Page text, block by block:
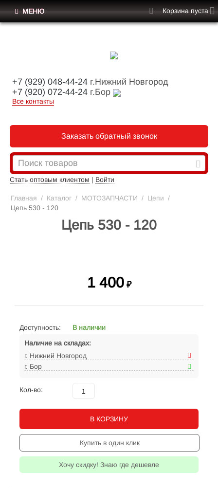
+7 (929) 048-44-24 г.Нижний Новгород
+7 (920) 072-44-24 г.Бор
Все контакты
Заказать обратный звонок
Стать оптовым клиентом | Войти
МЕНЮ Корзина пуста
Главная / Каталог / МОТОЗАПЧАСТИ / Цепи /
Цепь 530 - 120
Цепь 530 - 120
1 400 ₽
Доступность:
В наличии
Наличие на складах:
г. Нижний Новгород
г. Бор
Кол-во:
В КОРЗИНУ
Купить в один клик
Хочу скидку! Знаю где дешевле